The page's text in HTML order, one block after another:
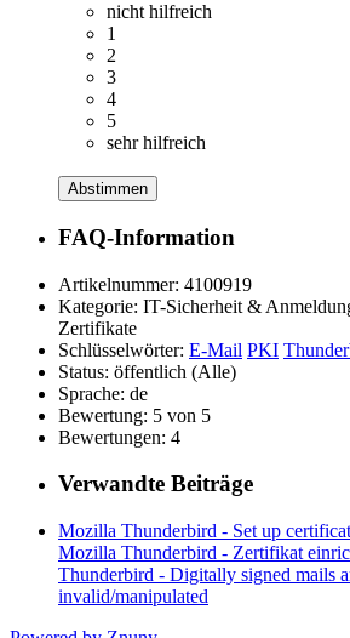
nicht hilfreich
1
2
3
4
5
sehr hilfreich
Abstimmen
FAQ-Information
Artikelnummer: 4100919
Kategorie: IT-Sicherheit &
Zertifikate
Schlüsselwörter: E-Mail PKI
Status: öffentlich (Alle)
Sprache: de
Bewertung: 5 von 5
Bewertungen: 4
Verwandte Beiträge
Mozilla Thunderbird - Set up
Mozilla Thunderbird - Zertifikat
Thunderbird - Digitally signed mails
invalid/manipulated